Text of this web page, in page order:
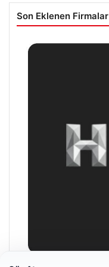
Son Eklenen Firmalar